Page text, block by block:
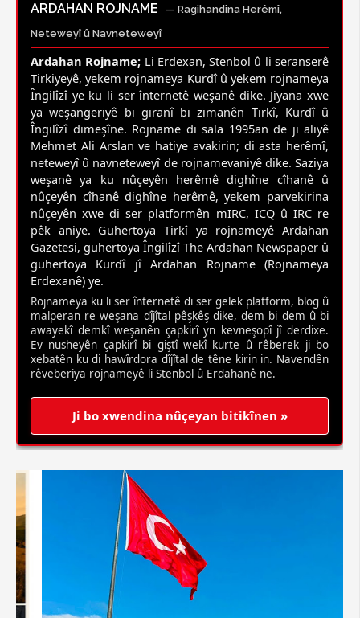
ARDAHAN ROJNAME
— Ragihandina Herêmî,
Neteweyî û Navneteweyî
Ardahan Rojname; Li Erdexan, Stenbol û li seranserê
Tirkiyeyê, yekem rojnameya Kurdî û yekem rojnameya
Îngilîzî ye ku li ser înternetê weşanê dike. Jiyana xwe
ya weşangeriyê bi giranî bi zimanên Tirkî, Kurdî û
Îngilîzî dimeşîne. Rojname di sala 1995an de ji aliyê
Mehmet Ali Arslan ve hatiye avakirin; di asta herêmî,
neteweyî û navneteweyî de rojnamevaniyê dike. Saziya
weşanê ya ku nûçeyên herêmê dighîne cîhanê û
nûçeyên cîhanê dighîne herêmê, yekem parvekirina
nûçeyên xwe di ser platformên mIRC, ICQ û IRC re
pêk aniye. Guhertoya Tirkî ya rojnameyê Ardahan
Gazetesi, guhertoya Îngilîzî The Ardahan Newspaper û
guhertoya Kurdî jî Ardahan Rojname (Rojnameya
Erdexanê) ye.
Rojnameya ku li ser înternetê di ser gelek platform, blog û
malperan re weşana dîjîtal pêşkêş dike, dem bi dem û bi
awayekî demkî weşanên çapkirî yn kevneşopî jî derdixe.
Ev nusheyên çapkirî bi giştî wekî kurte û rêberek ji bo
xebatên ku di hawîrdora dîjîtal de têne kirin in. Navendên
rêveberiya rojnameyê li Stenbol û Erdahanê ne.
Ji bo xwendina nûçeyan bitikînen »